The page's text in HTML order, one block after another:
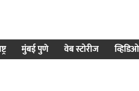
मुंबई पुणे वेब स्टोरीज व्हिडिओ